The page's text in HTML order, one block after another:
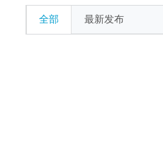
全部 最新发布